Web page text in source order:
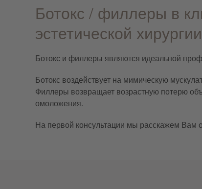
Ботокс / филлеры в
эстетической
Ботокс и филлеры являются идеальной
Ботокс воздействует на мимическую
Филлеры возвращает возрастную потерю
омоложения.
На первой консультации мы расскажем Вам